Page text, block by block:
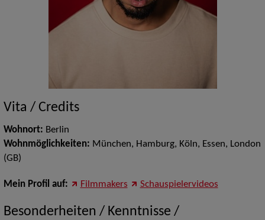
Vita / Credits
Wohnort: Berlin
Wohnmöglichkeiten: München, Hamburg, Köln, Essen, London
(GB)
Mein Profil auf: Filmmakers Schauspielervideos
Besonderheiten / Kenntnisse /